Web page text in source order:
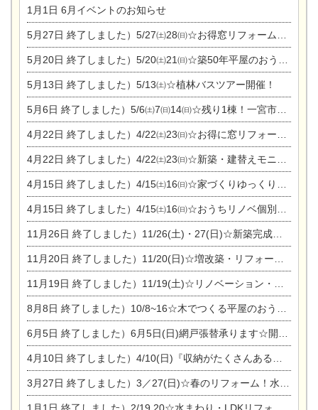
1月1日 6月イベントのお知らせ
5月27日 終了しました）5/27㈯28㈰☆お得窓リフォーム個別相談会
5月20日 終了しました）5/20㈯21㈰☆築50年平屋のおうちリノベーション完成見学会
5月13日 終了しました）5/13㈯☆植林バスツアー開催！
5月6日 終了しました）5/6㈯7㈰14㈰☆残り1棟！一宮市限定モニター募集相談会(新築・建替え)
4月22日 終了しました）4/22㈯23㈰☆お得に窓リフォーム個別相談会
4月22日 終了しました）4/22㈯23㈰☆新築・建替えモニター募集個別相談会
4月15日 終了しました）4/15㈯16㈰☆家づくりゆっくりじっくり個別相談会
4月15日 終了しました）4/15㈯16㈰☆おうちリノベ個別相談会
11月26日 終了しました）11/26(土)・27(日)☆新築完成見学会 in一宮市あずら
11月20日 終了しました）11/20(日)☆増改築・リフォームまつり＆秋の味覚まつり＆芸術祭
11月19日 終了しました）11/19(土)☆リノベーション・家の修理まつり＆増改築・リフォームまつりin扶桑ゴルフ
8月8日 終了しました）10/8~16☆木でつくる平屋のおうちのつくり方【完全予約制】
6月5日 終了しました）6月5日(日)網戸張替承ります☆開催！
4月10日 終了しました）4/10(日)『収納がたくさんあるおうち現場見学会』
3月27日 終了しました）3／27(日)☆春のリフォーム！水まわりLDKリフォーム相談会&今がチャンス！エアコン相談会